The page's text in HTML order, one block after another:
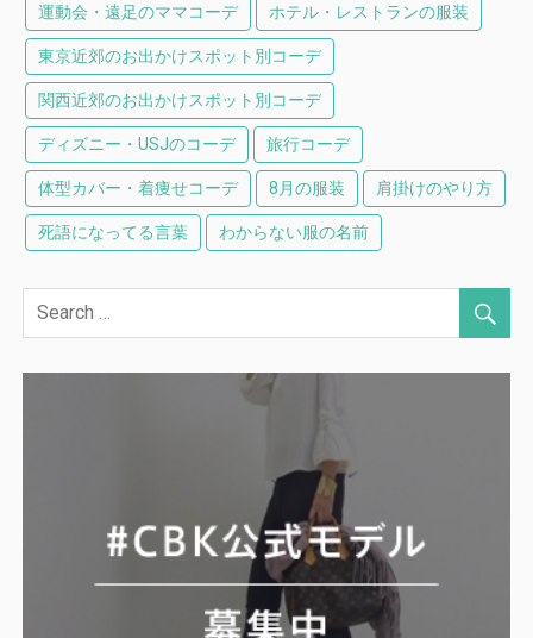
運動会・遠足のママコーデ ホテル・レストランの服装
東京近郊のお出かけスポット別コーデ
関西近郊のお出かけスポット別コーデ
ディズニー・USJのコーデ 旅行コーデ
体型カバー・着痩せコーデ 8月の服装 肩掛けのやり方
死語になってる言葉 わからない服の名前